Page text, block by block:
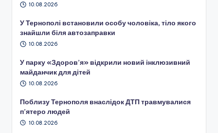
10.08.2026
У Тернополі встановили особу чоловіка, тіло якого
знайшли біля автозаправки
10.08.2026
У парку «Здоров’я» відкрили новий інклюзивний
майданчик для дітей
10.08.2026
Поблизу Тернополя внаслідок ДТП травмувалися
п’ятеро людей
10.08.2026